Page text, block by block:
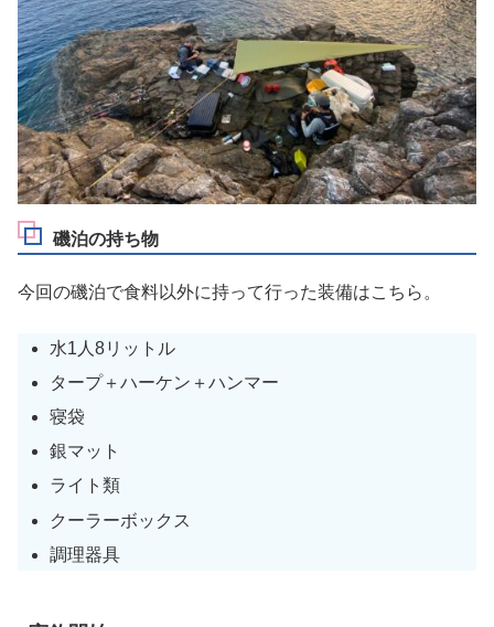
磯泊の持ち物
今回の磯泊で食料以外に持って行った装備はこちら。
水1人8リットル
タープ＋ハーケン＋ハンマー
寝袋
銀マット
ライト類
クーラーボックス
調理器具